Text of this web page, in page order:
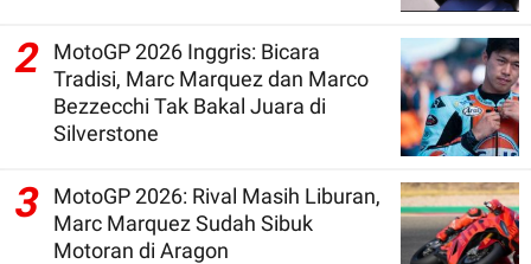
2
MotoGP 2026 Inggris: Bicara
Tradisi, Marc Marquez dan Marco
Bezzecchi Tak Bakal Juara di
Silverstone
3
MotoGP 2026: Rival Masih Liburan,
Marc Marquez Sudah Sibuk
Motoran di Aragon